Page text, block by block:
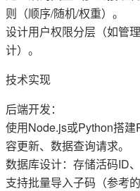
则（顺序/随机/权重）‌。
设计用户权限分层（如管
计）‌。
技术实现‌
后端开发：
使用Node.js或Python搭
容更新、数据查询请求‌。
数据库设计：存储活码ID
支持批量导入子码（参考‌